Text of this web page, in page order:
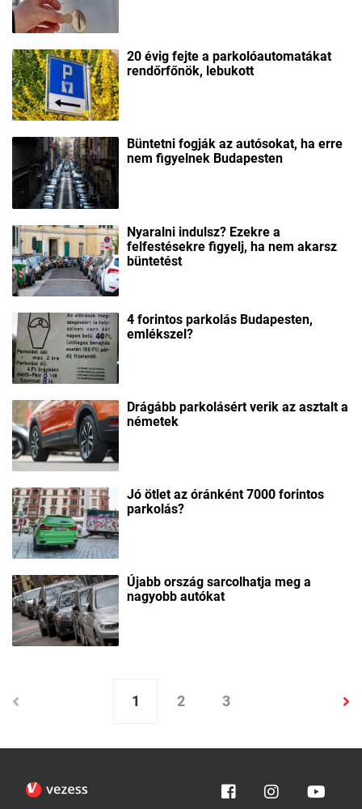
20 évig fejte a parkolóautomatákat
rendőrfőnök, lebukott
Büntetni fogják az autósokat, ha erre
nem figyelnek Budapesten
Nyaralni indulsz? Ezekre a
felfestésekre figyelj, ha nem akarsz
büntetést
4 forintos parkolás Budapesten,
emlékszel?
Drágább parkolásért verik az asztalt a
németek
Jó ötlet az óránként 7000 forintos
parkolás?
Újabb ország sarcolhatja meg a
nagyobb autókat
1 2 3